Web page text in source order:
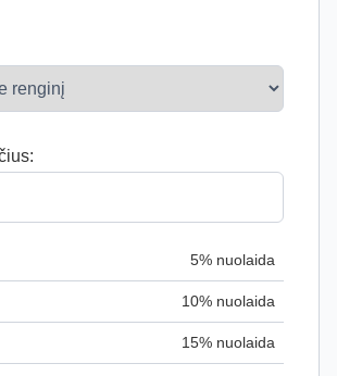
5% nuolaida
10% nuolaida
15% nuolaida